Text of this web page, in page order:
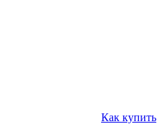
Как купить